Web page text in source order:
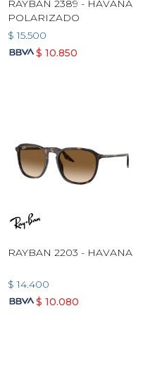
RAYBAN 2389 - HAVANA
POLARIZADO
$ 15.500
$ 10.850
RAYBAN 2203 - HAVANA
$ 14.400
$ 10.080